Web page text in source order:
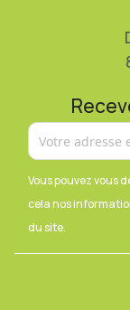
Vous pouvez vous
cela nos
du site.